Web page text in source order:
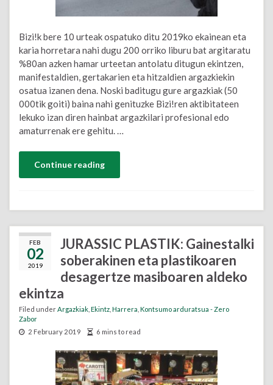
Bizi!k bere 10 urteak ospatuko ditu 2019ko ekainean eta
karia horretara nahi dugu 200 orriko liburu bat argitaratu
%80an azken hamar urteetan antolatu ditugun ekintzen,
manifestaldien, gertakarien eta hitzaldien argazkiekin
osatua izanen dena. Noski baditugu gure argazkiak (50
000tik goiti) baina nahi genituzke Bizi!ren aktibitateen
lekuko izan diren hainbat argazkilari profesional edo
amaturrenak ere gehitu. …
Continue reading
FEB
02
2019
JURASSIC PLASTIK: Gainestalki
soberakinen eta plastikoaren
desagertze masiboaren aldeko
ekintza
Filed under Argazkiak Ekintz Harrera Kontsumo arduratsua - Zero
Zabor
2 February 2019
6 mins to read